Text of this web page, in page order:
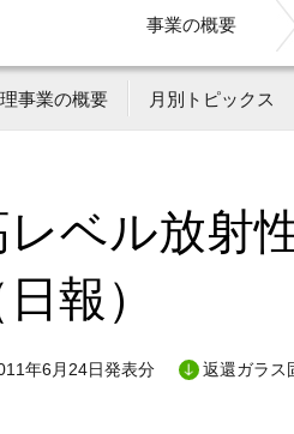
事業の概要
事業の概要 月別トピックス
レベル放射
日報）
年6月24日発表分 返還ガラス